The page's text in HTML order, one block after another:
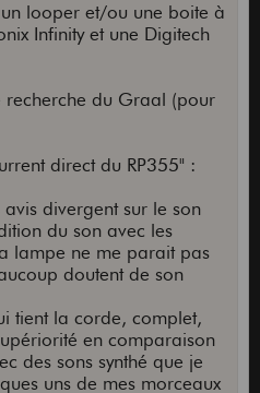
looper et/ou une boite à
Infinity et une Digitech
recherche du Graal (pour
direct du RP355" :
divergent sur le son
du son avec les
lampe ne me parait pas
doutent de son
la corde, complet,
en comparaison
des sons synthé que je
uns de mes morceaux